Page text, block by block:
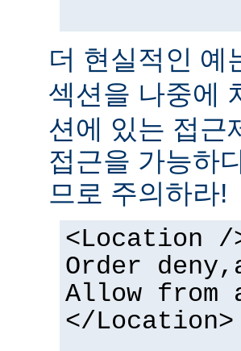
더 현실적인
섹션을 나중에
션에 있는 접근
접근을 가능하
므로 주의하라!
<Location /
Order
Allow from
</Location>